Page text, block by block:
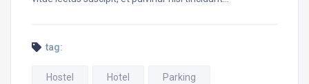
tag:
Hostel Hotel Parking